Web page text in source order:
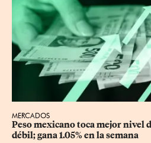
MERCADOS
Peso mexicano toca mejor nivel
débil; gana 1.05% en la semana